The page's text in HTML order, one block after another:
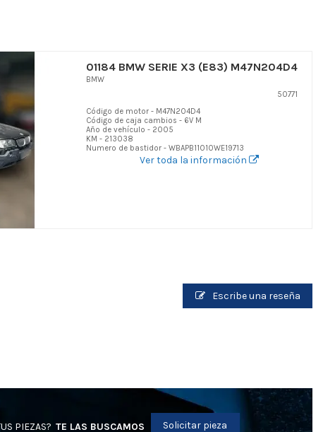
01184 BMW SERIE X3 (E83) M47N204D4
BMW
50771
Código de motor - M47N204D4
Código de caja cambios - 6V M
Año de vehículo - 2005
KM - 213038
Numero de bastidor - WBAPB11010WE19713
Ver toda la información
Escribe una reseña
PIEZAS? TE LAS BUSCAMOS Solicitar pieza